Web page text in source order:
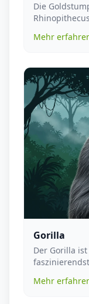
Die
Mehr
Gorilla
Der Gorilla
Mehr